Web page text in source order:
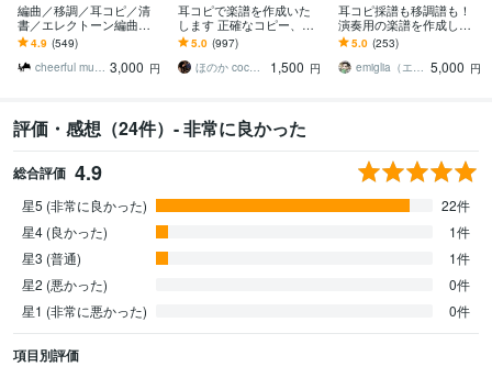
編曲／移調／耳コピ／清
書／エレクトーン編曲し
ます 音声つきで簡単確認
♪レベルにぴったりのアレ
ンジが得意です！
4.9 (549)
cheerful music｜音楽講師 3,000 円
耳コピで楽譜を作成いた
します 正確なコピー、素
早い対応、難易度別アレ
ンジもOK！
5.0 (997)
ほのか coconala
1,500 円
耳コピ採譜も移調譜も！
演奏用の楽譜を作成しま
す 管弦楽器もお任せ！歌
ってみた・結婚式余興・
発表会やイベント等
5.0 (253)
emiglia（エミリア） 5,000 円
評価・感想（24件）- 非常に良かった
総合評価 4.9
星5 (非常に良かった)
22件
星4 (良かった)
1件
星3 (普通)
1件
星2 (悪かった)
0件
星1 (非常に悪かった)
0件
項目別評価